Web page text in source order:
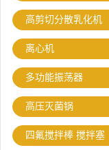
高剪切分散乳化机
离心机
多功能振荡器
高压灭菌锅
四氟搅拌棒 搅拌塞